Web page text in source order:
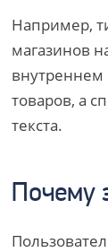
Например,
магазинов
внутреннем
товаров, а
текста.
Почему